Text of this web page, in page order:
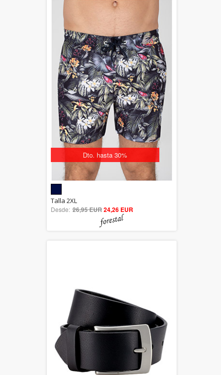
Dto. hasta 30%
out of 5
Talla 2XL
Desde: 26,95 EUR24,26 EUR